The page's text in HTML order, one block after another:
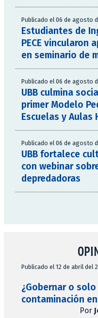
Publicado el 06 de agosto
Estudiantes de
PECE vincularon
en seminario de
Publicado el 06 de agosto
UBB culmina
primer Modelo
Escuelas y Aulas
Publicado el 06 de agosto
UBB fortalece
con webinar
depredadoras
Publicado el 12 de abril del
¿Gobernar o
contaminación
Por